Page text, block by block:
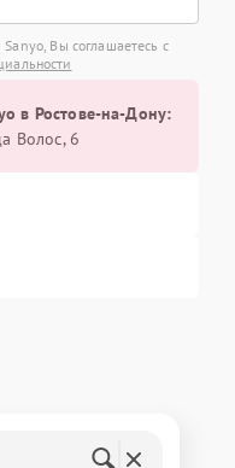
Вы соглашаетесь с
в Ростове-на-Дону:
Волос, 6